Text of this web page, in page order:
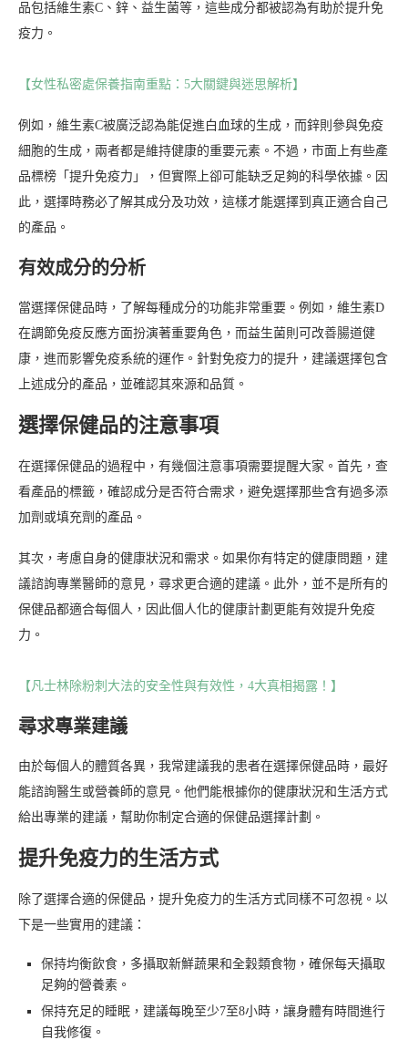
品包括維生素C、鋅、益生菌等，這些成分都被認為有助於提升免
疫力。
【女性私密處保養指南重點：5大關鍵與迷思解析】
例如，維生素C被廣泛認為能促進白血球的生成，而鋅則參與免疫
細胞的生成，兩者都是維持健康的重要元素。不過，市面上有些產
品標榜「提升免疫力」，但實際上卻可能缺乏足夠的科學依據。因
此，選擇時務必了解其成分及功效，這樣才能選擇到真正適合自己
的產品。
有效成分的分析
當選擇保健品時，了解每種成分的功能非常重要。例如，維生素D
在調節免疫反應方面扮演著重要角色，而益生菌則可改善腸道健
康，進而影響免疫系統的運作。針對免疫力的提升，建議選擇包含
上述成分的產品，並確認其來源和品質。
選擇保健品的注意事項
在選擇保健品的過程中，有幾個注意事項需要提醒大家。首先，查
看產品的標籤，確認成分是否符合需求，避免選擇那些含有過多添
加劑或填充劑的產品。
其次，考慮自身的健康狀況和需求。如果你有特定的健康問題，建
議諮詢專業醫師的意見，尋求更合適的建議。此外，並不是所有的
保健品都適合每個人，因此個人化的健康計劃更能有效提升免疫
力。
【凡士林除粉刺大法的安全性與有效性，4大真相揭露！】
尋求專業建議
由於每個人的體質各異，我常建議我的患者在選擇保健品時，最好
能諮詢醫生或營養師的意見。他們能根據你的健康狀況和生活方式
給出專業的建議，幫助你制定合適的保健品選擇計劃。
提升免疫力的生活方式
除了選擇合適的保健品，提升免疫力的生活方式同樣不可忽視。以
下是一些實用的建議：
保持均衡飲食，多攝取新鮮蔬果和全穀類食物，確保每天攝取
足夠的營養素。
保持充足的睡眠，建議每晚至少7至8小時，讓身體有時間進行
自我修復。